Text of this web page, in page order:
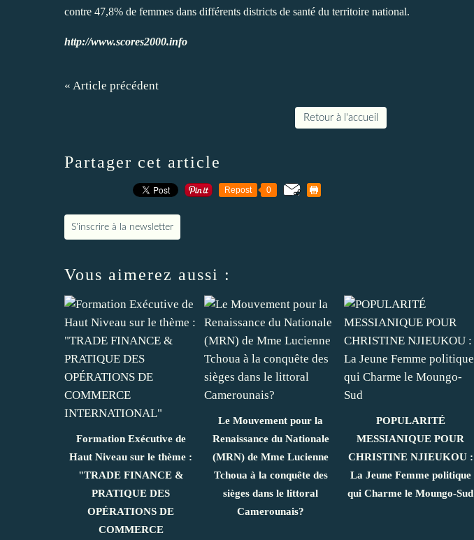
contre 47,8% de femmes dans différents districts de santé du territoire national.
http://www.scores2000.info
« Article précédent
Retour à l'accueil
Partager cet article
Repost 0
S'inscrire à la newsletter
Vous aimerez aussi :
Formation Exécutive de
Haut Niveau sur le thème :
"TRADE FINANCE &
PRATIQUE DES
OPÉRATIONS DE
COMMERCE
Le Mouvement pour la
Renaissance du Nationale
(MRN) de Mme Lucienne
Tchoua à la conquête des
sièges dans le littoral
Camerounais?
POPULARITÉ
MESSIANIQUE POUR
CHRISTINE NJIEUKOU :
La Jeune Femme politique
qui Charme le Moungo-Sud